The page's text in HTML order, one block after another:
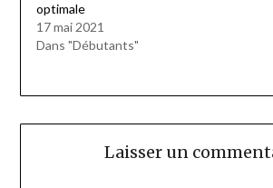
optimale
17 mai 2021
Dans "Débutants"
Laisser un